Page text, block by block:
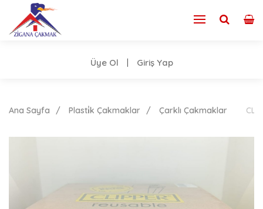
Üye Ol Giriş Yap
Ana Sayfa Plasti̇k Çakmaklar Çarklı Çakmaklar